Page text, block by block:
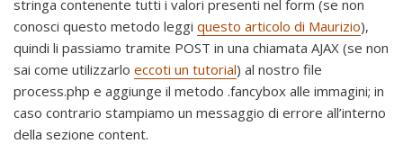
stringa contenente tutti i valori presenti nel form (se non
conosci questo metodo leggi questo articolo di Maurizio),
quindi li passiamo tramite POST in una chiamata AJAX (se non
sai come utilizzarlo eccoti un tutorial) al nostro file
process.php e aggiunge il metodo .fancybox alle immagini; in
caso contrario stampiamo un messaggio di errore all’interno
della sezione content.